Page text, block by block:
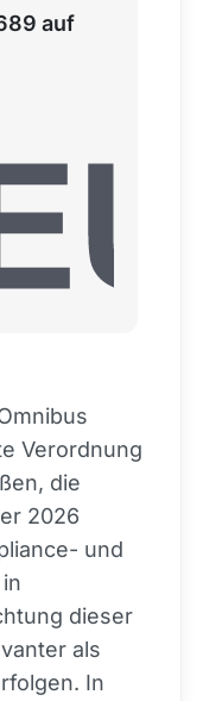
auf
Verordnung
die
2026
und
dieser
als
In